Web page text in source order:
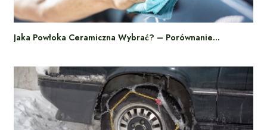
Jaka Powłoka Ceramiczna Wybrać? – Porównanie…